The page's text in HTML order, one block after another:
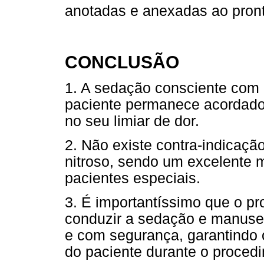
anotadas e anexadas ao
CONCLUSÃO
1. A sedação consciente
paciente permanece
no seu limiar de dor.
2. Não existe contra-
nitroso, sendo um excelente
pacientes especiais.
3. É importantíssimo que o
conduzir a sedação e
e com segurança,
do paciente durante o